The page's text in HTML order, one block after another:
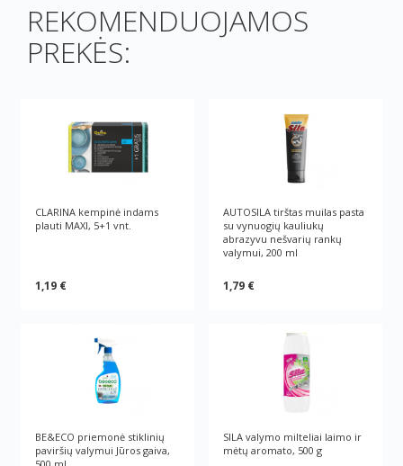
REKOMENDUOJAMOS
PREKĖS:
CLARINA kempinė indams
plauti MAXI, 5+1 vnt.
1,19 €
AUTOSILA tirštas muilas pasta
su vynuogių kauliukų
abrazyvu nešvarių rankų
valymui, 200 ml
1,79 €
BE&ECO priemonė stiklinių
paviršių valymui Jūros gaiva,
SILA valymo milteliai laimo ir
mėtų aromato, 500 g